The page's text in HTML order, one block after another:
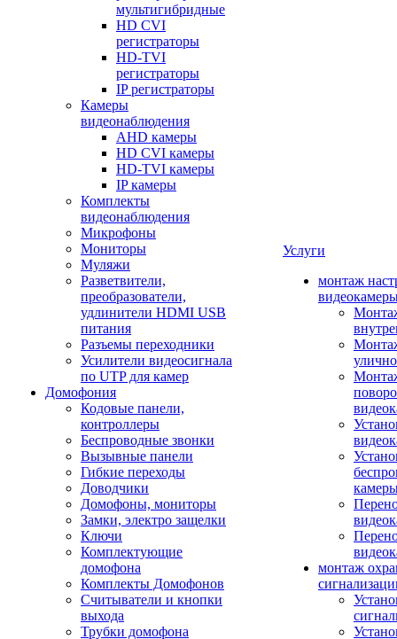
мультигибридные
HD CVI
регистраторы
HD-TVI
регистраторы
IP регистраторы
Камеры
видеонаблюдения
AHD камеры
HD CVI камеры
HD-TVI камеры
IP камеры
Комплекты
видеонаблюдения
Микрофоны
Мониторы
Муляжи
Разветвители,
преобразователи,
удлинители HDMI USB
питания
Разъемы переходники
Усилители видеосигнала
по UTP для камер
Домофония
Кодовые панели,
контроллеры
Беспроводные звонки
Вызывные панели
Гибкие переходы
Доводчики
Домофоны, мониторы
Замки, электро защелки
Ключи
Комплектующие
домофона
Комплекты Домофонов
Считыватели и кнопки
выхода
Трубки домофона
Услуги
монтаж
монтаж